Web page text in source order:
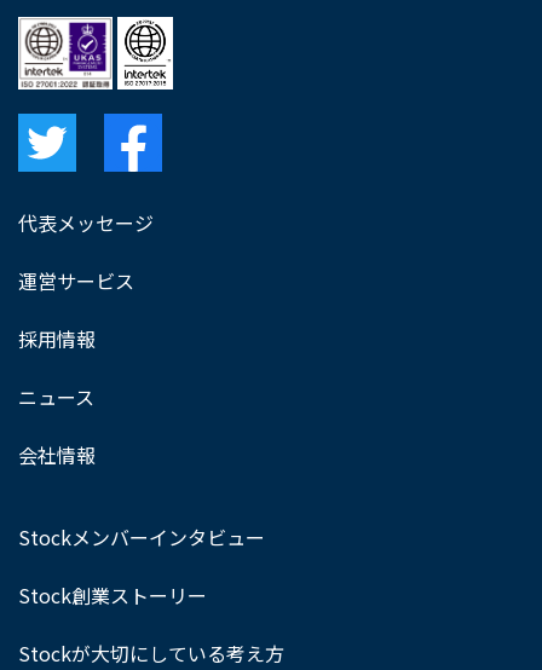
代表メッセージ
運営サービス
採用情報
ニュース
会社情報
Stockメンバーインタビュー
Stock創業ストーリー
Stockが大切にしている考え方